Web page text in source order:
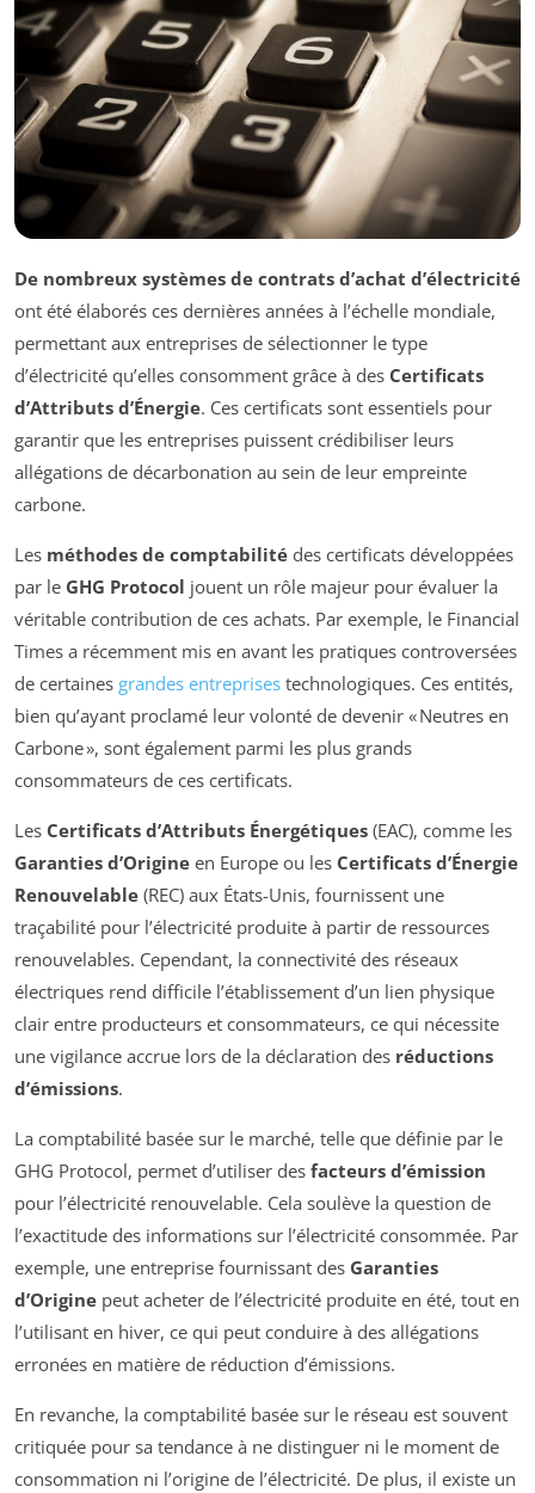
De nombreux systèmes de contrats d’achat d’électricité
ont été élaborés ces dernières années à l’échelle mondiale,
permettant aux entreprises de sélectionner le type
d’électricité qu’elles consomment grâce à des Certificats
d’Attributs d’Énergie. Ces certificats sont essentiels pour
garantir que les entreprises puissent crédibiliser leurs
allégations de décarbonation au sein de leur empreinte
carbone.
Les méthodes de comptabilité des certificats développées
par le GHG Protocol jouent un rôle majeur pour évaluer la
véritable contribution de ces achats. Par exemple, le Financial
Times a récemment mis en avant les pratiques controversées
de certaines grandes entreprises technologiques. Ces entités,
bien qu’ayant proclamé leur volonté de devenir « Neutres en
Carbone », sont également parmi les plus grands
consommateurs de ces certificats.
Les Certificats d’Attributs Énergétiques (EAC), comme les
Garanties d’Origine en Europe ou les Certificats d’Énergie
Renouvelable (REC) aux États-Unis, fournissent une
traçabilité pour l’électricité produite à partir de ressources
renouvelables. Cependant, la connectivité des réseaux
électriques rend difficile l’établissement d’un lien physique
clair entre producteurs et consommateurs, ce qui nécessite
une vigilance accrue lors de la déclaration des réductions
d’émissions.
La comptabilité basée sur le marché, telle que définie par le
GHG Protocol, permet d’utiliser des facteurs d’émission
pour l’électricité renouvelable. Cela soulève la question de
l’exactitude des informations sur l’électricité consommée. Par
exemple, une entreprise fournissant des Garanties
d’Origine peut acheter de l’électricité produite en été, tout en
l’utilisant en hiver, ce qui peut conduire à des allégations
erronées en matière de réduction d’émissions.
En revanche, la comptabilité basée sur le réseau est souvent
critiquée pour sa tendance à ne distinguer ni le moment de
consommation ni l’origine de l’électricité. De plus, il existe un